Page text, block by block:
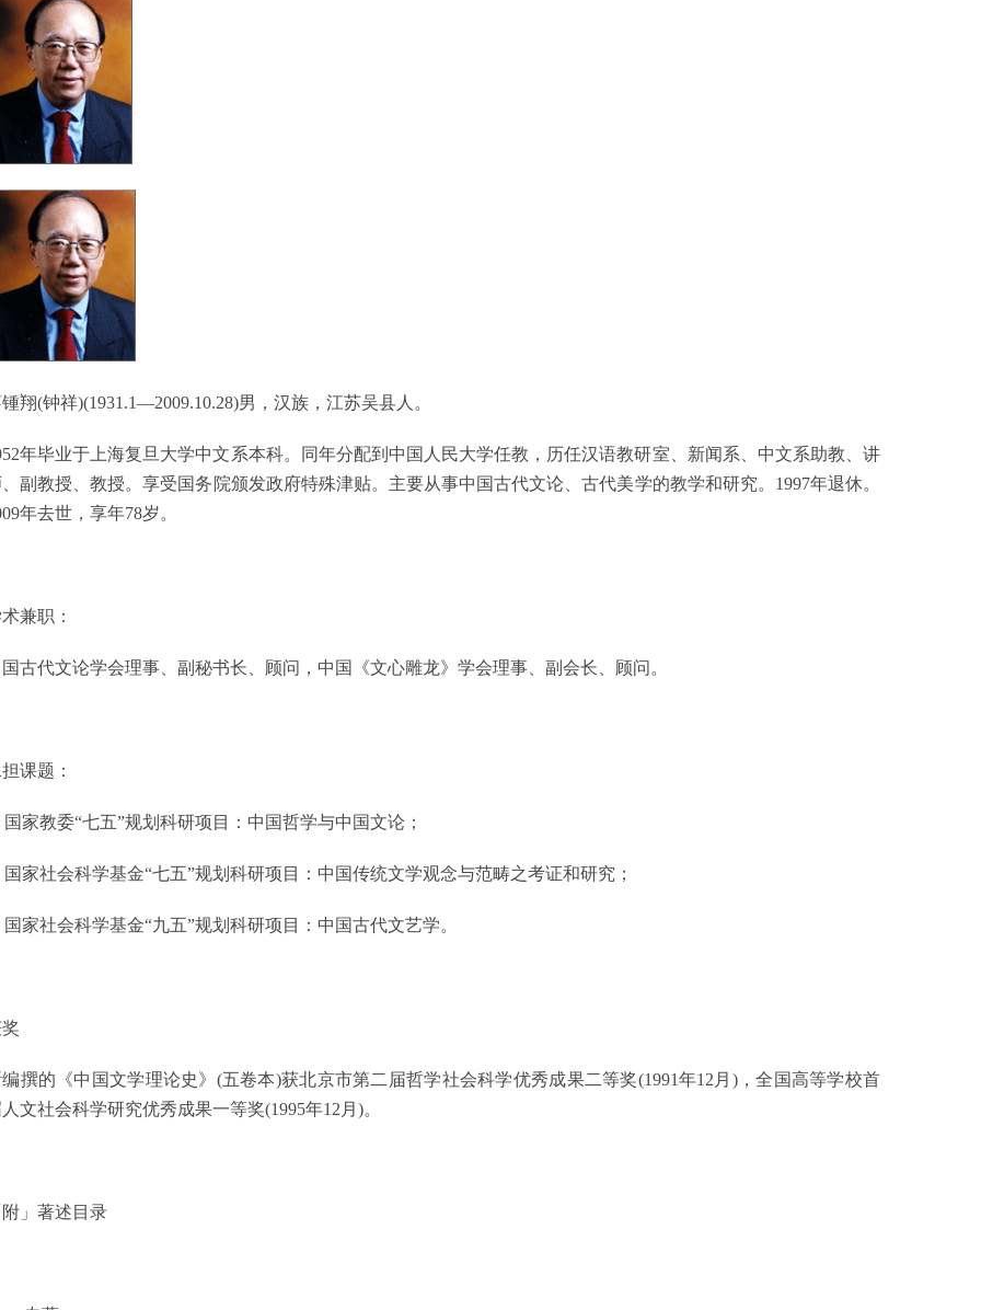
翔(钟祥)(1931.1—2009.10.28)男，汉族，江苏吴县人。
年毕业于上海复旦大学中文系本科。同年分配到中国人民大学任教，历任汉语教研室、新闻系、中文系助教、讲
副教授、教授。享受国务院颁发政府特殊津贴。主要从事中国古代文论、古代美学的教学和研究。 1997年退休。
年去世，享年78岁。
兼职：
古代文论学会理事、副秘书长、顾问，中国《文心雕龙》学会理事、副会长、顾问。
课题：
国家教委“七五”规划科研项目：中国哲学与中国文论；
国家社会科学基金“七五”规划科研项目：中国传统文学观念与范畴之考证和研究；
国家社会科学基金“九五”规划科研项目：中国古代文艺学。
撰的《中国文学理论史》 (五卷本)获北京市第二届哲学社会科学优秀成果二等奖(1991年12 月 )，全国高等学校首
文社会科学研究优秀成果一等奖(1995年12 月 )。
」著述目录